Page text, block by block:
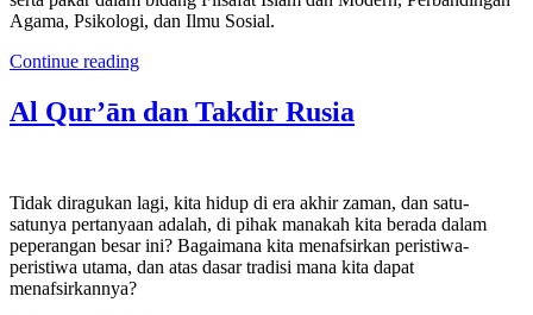
Agama, Psikologi, dan Ilmu Sosial.
Continue reading
Al Qur’ān dan Takdir Rusia
Tidak diragukan lagi, kita hidup di era akhir zaman, dan satu-
satunya pertanyaan adalah, di pihak manakah kita berada dalam
peperangan besar ini? Bagaimana kita menafsirkan peristiwa-
peristiwa utama, dan atas dasar tradisi mana kita dapat
menafsirkannya?